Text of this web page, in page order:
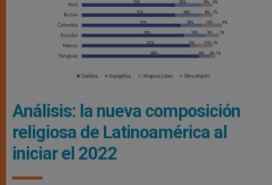
Análisis: la nueva composición
religiosa de Latinoamérica al
iniciar el 2022